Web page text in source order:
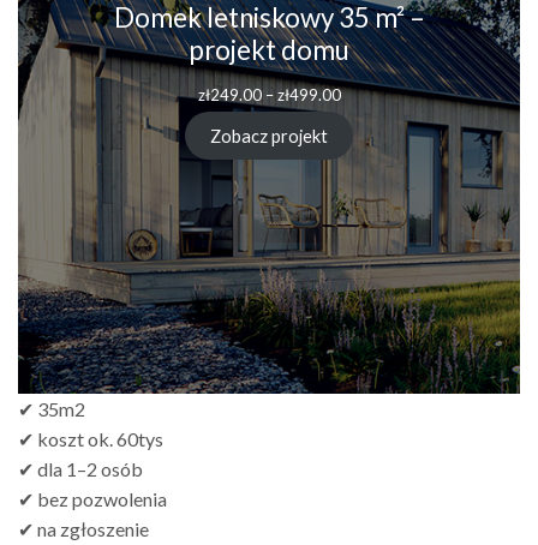
Domek letniskowy 35 m² –
projekt domu
zł249.00 – zł499.00
Zobacz projekt
✔ 35m2
✔ koszt ok. 60tys
✔ dla 1–2 osób
✔ bez pozwolenia
✔ na zgłoszenie